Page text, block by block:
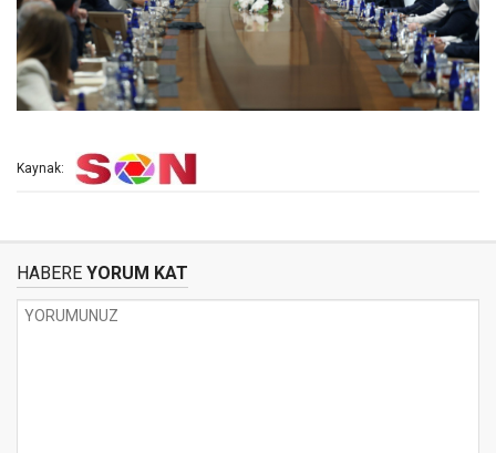
Kaynak:
HABERE YORUM KAT